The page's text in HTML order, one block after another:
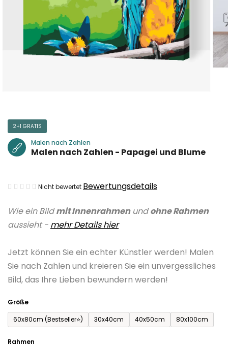
Wie ein Bildmit Innenrahmenundohne Rahmen
aussieht - mehr Details hier
Jetzt können Sie ein echter Künstler werden! Malen
Sie nach Zahlen und kreieren Sie ein unvergessliches
Bild, das Ihre Lieben bewundern werden!
Größe
60x80cm (Bestseller⭐)
30x40cm 40x50cm 80x100cm
Rahmen
2+1 GRATIS
Malen nach Zahlen
Malen nach Zahlen - Papagei und Blume
Die
Produktbewertung
ist
von
5
Sternen.
Nicht bewertet Bewertungsdetails